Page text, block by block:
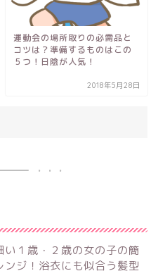
運動会の場所取りの必需品と
コツは？準備するものはこの
５つ！日陰が人気！
2018年5月28日
い１歳・２歳の女の子の簡
ンジ！浴衣にも似合う髪型